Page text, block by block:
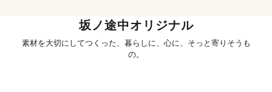
坂ノ途中オリジナル
素材を大切にしてつくった、暮らしに、心に、そっと寄りそうも
の。